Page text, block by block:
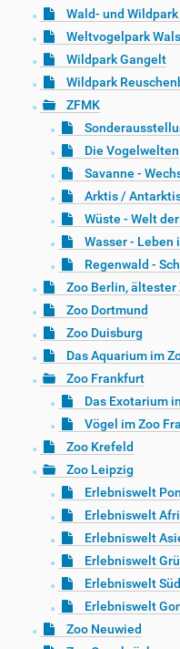
Wald- und
Weltvogelpark
Wildpark Gangelt
Wildpark
ZFMK
Die Vogelwelten
Savanne -
Arktis /
Wüste - Welt
Wasser - Leben
Regenwald -
Zoo Berlin, ältester
Zoo Dortmund
Zoo Duisburg
Das Aquarium im
Zoo Frankfurt
Das Exotarium
Vögel im Zoo
Zoo Krefeld
Zoo Leipzig
Erlebniswelt
Erlebniswelt
Erlebniswelt
Erlebniswelt
Erlebniswelt
Erlebniswelt
Zoo Neuwied